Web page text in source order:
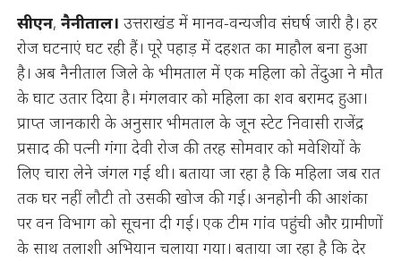
सीएन, नैनीताल। उत्तराखंड में मानव-वन्यजीव संघर्ष जारी है। हर
रोज घटनाएं घट रही हैं। पूरे पहाड़ में दहशत का माहौल बना हुआ
है। अब नैनीताल जिले के भीमताल में एक महिला को तेंदुआ ने मौत
के घाट उतार दिया है। मंगलवार को महिला का शव बरामद हुआ।
प्राप्त जानकारी के अनुसार भीमताल के जून स्टेट निवासी राजेंद्र
प्रसाद की पत्नी गंगा देवी रोज की तरह सोमवार को मवेशियों के
लिए चारा लेने जंगल गई थी। बताया जा रहा है कि महिला जब रात
तक घर नहीं लौटी तो उसकी खोज की गई। अनहोनी की आशंका
पर वन विभाग को सूचना दी गई। एक टीम गांव पहुंची और ग्रामीणों
के साथ तलाशी अभियान चलाया गया। बताया जा रहा है कि देर